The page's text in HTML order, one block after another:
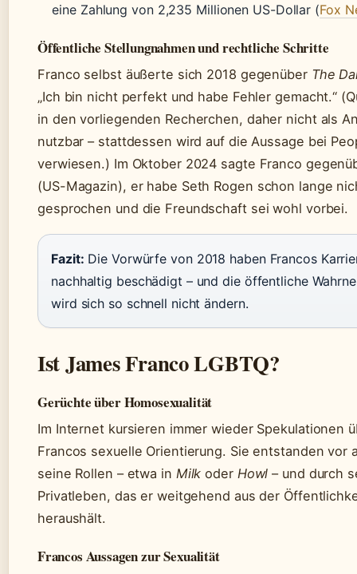
eine Zahlung von 2,235 Millionen US-Dollar (Fox
Öffentliche Stellungnahmen und rechtliche Schritte
Franco selbst äußerte sich 2018 gegenüber The
„Ich bin nicht perfekt und habe Fehler gemacht.“
in den vorliegenden Recherchen, daher nicht als
nutzbar – stattdessen wird auf die Aussage bei
verwiesen.) Im Oktober 2024 sagte Franco
(US-Magazin), er habe Seth Rogen schon lange
gesprochen und die Freundschaft sei wohl vorbei.
Fazit: Die Vorwürfe von 2018 haben Francos
nachhaltig beschädigt – und die öffentliche
wird sich so schnell nicht ändern.
Ist James Franco LGBTQ?
Gerüchte über Homosexualität
Im Internet kursieren immer wieder Spekulationen
Francos sexuelle Orientierung. Sie entstanden vor
seine Rollen – etwa in Milk oder Howl – und durch
Privatleben, das er weitgehend aus der
heraushält.
Francos Aussagen zur Sexualität